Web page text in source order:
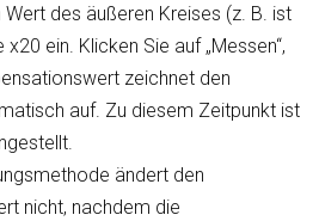
des äußeren Kreises (z. B. ist
ein. Klicken Sie auf „Messen“,
zeichnet den
auf. Zu diesem Zeitpunkt ist
ändert den
nicht, nachdem die